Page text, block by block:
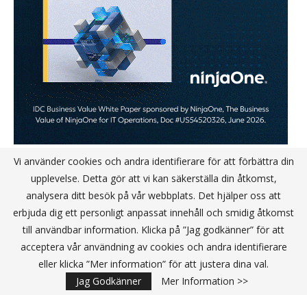
KANALPARTNER
Vi använder cookies och andra identifierare för att förbättra din
upplevelse. Detta gör att vi kan säkerställa din åtkomst,
analysera ditt besök på vår webbplats. Det hjälper oss att
erbjuda dig ett personligt anpassat innehåll och smidig åtkomst
till användbar information. Klicka på ”Jag godkänner” för att
acceptera vår användning av cookies och andra identifierare
eller klicka ”Mer information” för att justera dina val.
Jag Godkänner
Mer Information >>